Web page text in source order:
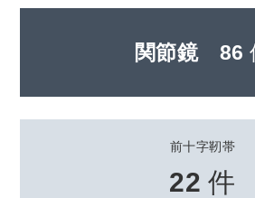
関節鏡 86
前十字靭帯
22 件